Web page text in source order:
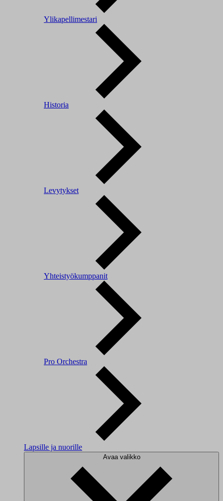
Ylikapellimestari
Historia
Levytykset
Yhteistyökumppanit
Pro Orchestra
Lapsille ja nuorille
Avaa valikko